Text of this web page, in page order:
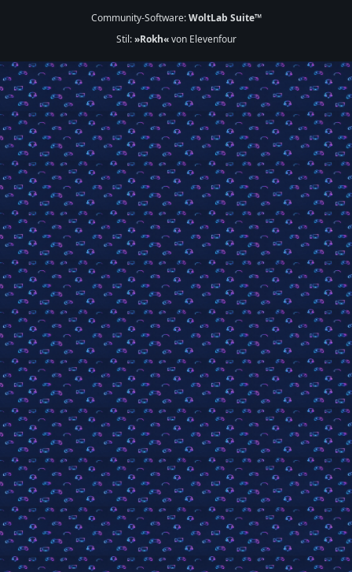
Community-Software:WoltLab Suite™
Stil:»Rokh«von Elevenfour